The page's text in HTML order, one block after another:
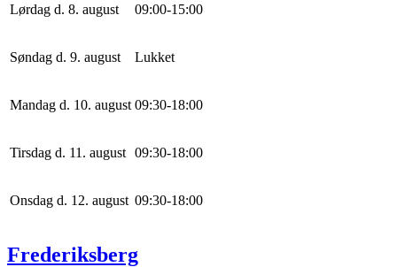
Lørdag d. 8. august 09:00-15:00
Søndag d. 9. august Lukket
Mandag d. 10. august 09:30-18:00
Tirsdag d. 11. august 09:30-18:00
Onsdag d. 12. august 09:30-18:00
Frederiksberg